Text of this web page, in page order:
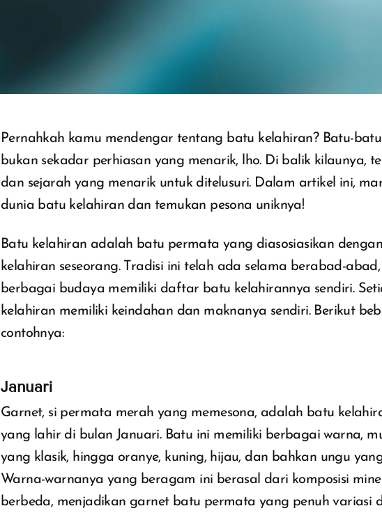
Pernahkah kamu mendengar tentang batu kelahiran? Batu-
bukan sekadar perhiasan yang menarik, lho. Di balik kilaunya,
dan sejarah yang menarik untuk ditelusuri. Dalam artikel ini,
dunia batu kelahiran dan temukan pesona uniknya!
Batu kelahiran adalah batu permata yang diasosiasikan
kelahiran seseorang. Tradisi ini telah ada selama berabad-
berbagai budaya memiliki daftar batu kelahirannya sendiri.
kelahiran memiliki keindahan dan maknanya sendiri. Berikut
contohnya:
Januari
Garnet, si permata merah yang memesona, adalah batu
yang lahir di bulan Januari. Batu ini memiliki berbagai warna,
yang klasik, hingga oranye, kuning, hijau, dan bahkan ungu
Warna-warnanya yang beragam ini berasal dari komposisi
berbeda, menjadikan garnet batu permata yang penuh variasi